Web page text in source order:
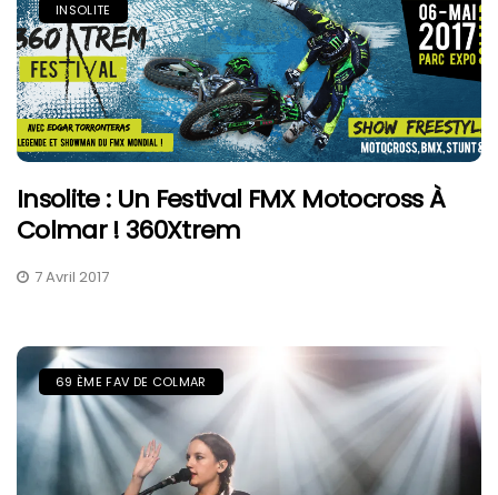
INSOLITE
Insolite : Un Festival FMX Motocross À
Colmar ! 360Xtrem
7 Avril 2017
69 ÈME FAV DE COLMAR